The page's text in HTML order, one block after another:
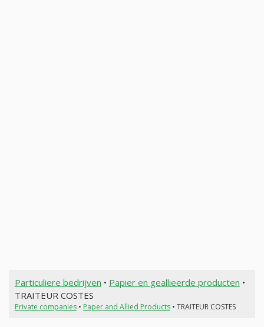
Particuliere bedrijven • Papier en geallieerde producten •
TRAITEUR COSTES
Private companies• Paper and Allied Products• TRAITEUR COSTES